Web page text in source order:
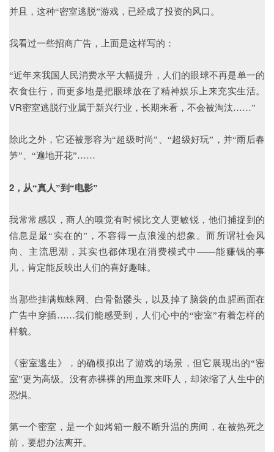
并且，这种“密室逃脱”游戏，已经成了投资的风口。
我看过一些招商广告，上面是这样写的：
“近年来我国人民消费水平大幅提升，人们的眼球不再是单一的
衣食住行，而更多地是把眼球放在了精神娱乐上来充实生活。
VR密室逃脱行业属于新兴行业，长期来看，不会被淘汰……”
除此之外，它还被形容为“超级时尚”、“超级好玩”，并“雨后春
笋”、“遍地开花”……
2， 从“真人”到“电影”
我常常感叹，商人的嗅觉有时候比文人更敏锐，他们捕捉到的
信息是最“实在的”，不容得一点浪漫的想象。而所谓社会风
向、主流思潮，其实也都体现在消费模式中——能赚钱的事
儿，肯定能反映出人们的喜好趣味。
当那些挂满蜘蛛网、白骨骷髅头，以及掉了脑袋的血腥画面在
广告中穿插……我们能感受到，人们心中的“密室”有着怎样的
样貌。
《密室逃生》，的确模拟出了游戏的场景，但它展现出的“密
室”更为高级。没有赤裸裸的用血浆来吓人，却浓缩了人生中的
恐惧。
第一个密室，是一个如烤箱一般不断升温的房间，在被热死之
前，要想办法离开。